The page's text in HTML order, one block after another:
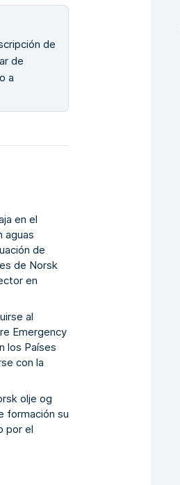
de
de
a
en el
aguas
de
de Norsk
en
al
Emergency
los Países
con la
olje og
formación su
por el